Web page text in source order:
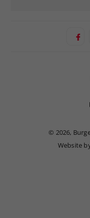
© 2026,
Website